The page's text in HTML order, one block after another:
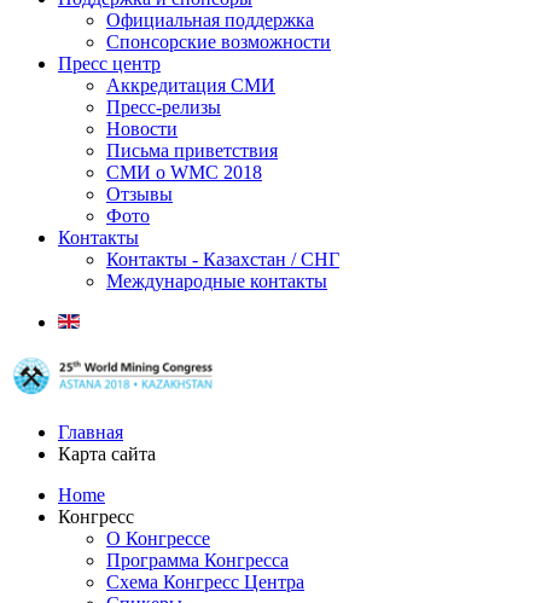
Официальная поддержка
Спонсорские возможности
Пресс центр
Аккредитация СМИ
Пресс-релизы
Новости
Письма приветствия
СМИ о WMC 2018
Отзывы
Фото
Контакты
Контакты - Казахстан / СНГ
Международные контакты
Главная
Карта сайта
Home
Конгресс
О Конгрессе
Программа Конгресса
Схема Конгресс Центра